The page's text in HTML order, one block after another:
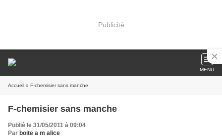
Publicité
MENU
Accueil » F-chemisier sans manche
F-chemisier sans manche
Publié le 31/05/2011 à 09:04
Par boite a m alice